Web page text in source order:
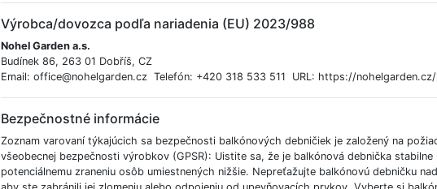
Výrobca/dovozca podľa nariadenia (EU) 2023/988
Nohel Garden a.s.
Budínek 86, 263 01 Dobříš, CZ
Email: office@nohelgarden.cz Telefón: +420 318 533 511 URL: https://
Bezpečnostné informácie
Zoznam varovaní týkajúcich sa bezpečnosti balkónových debničiek je založený na
všeobecnej bezpečnosti výrobkov (GPSR): Uistite sa, že je balkónová debnička
potenciálnemu zraneniu osôb umiestnených nižšie. Nepreťažujte balkónovú debničku